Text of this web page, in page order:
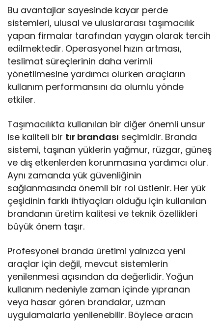
Bu avantajlar sayesinde kayar perde
sistemleri, ulusal ve uluslararası taşımacılık
yapan firmalar tarafından yaygın olarak tercih
edilmektedir. Operasyonel hızın artması,
teslimat süreçlerinin daha verimli
yönetilmesine yardımcı olurken araçların
kullanım performansını da olumlu yönde
etkiler.
Taşımacılıkta kullanılan bir diğer önemli unsur
ise kaliteli bir tır brandası seçimidir. Branda
sistemi, taşınan yüklerin yağmur, rüzgar, güneş
ve dış etkenlerden korunmasına yardımcı olur.
Aynı zamanda yük güvenliğinin
sağlanmasında önemli bir rol üstlenir. Her yük
çeşidinin farklı ihtiyaçları olduğu için kullanılan
brandanın üretim kalitesi ve teknik özellikleri
büyük önem taşır.
Profesyonel branda üretimi yalnızca yeni
araçlar için değil, mevcut sistemlerin
yenilenmesi açısından da değerlidir. Yoğun
kullanım nedeniyle zaman içinde yıpranan
veya hasar gören brandalar, uzman
uygulamalarla yenilenebilir. Böylece aracın